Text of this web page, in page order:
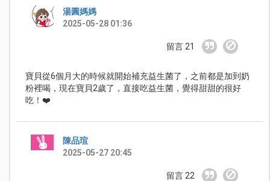
湯圓媽媽
2025-05-28 01:36
留言 21
寶貝從6個月大的時候就開始補充益生菌了，之前都是加到奶
粉裡喝，現在寶貝2歲了，直接吃益生菌，覺得甜甜的很好
吃！❤️
陳品瑄
2025-05-27 20:45
留言 22